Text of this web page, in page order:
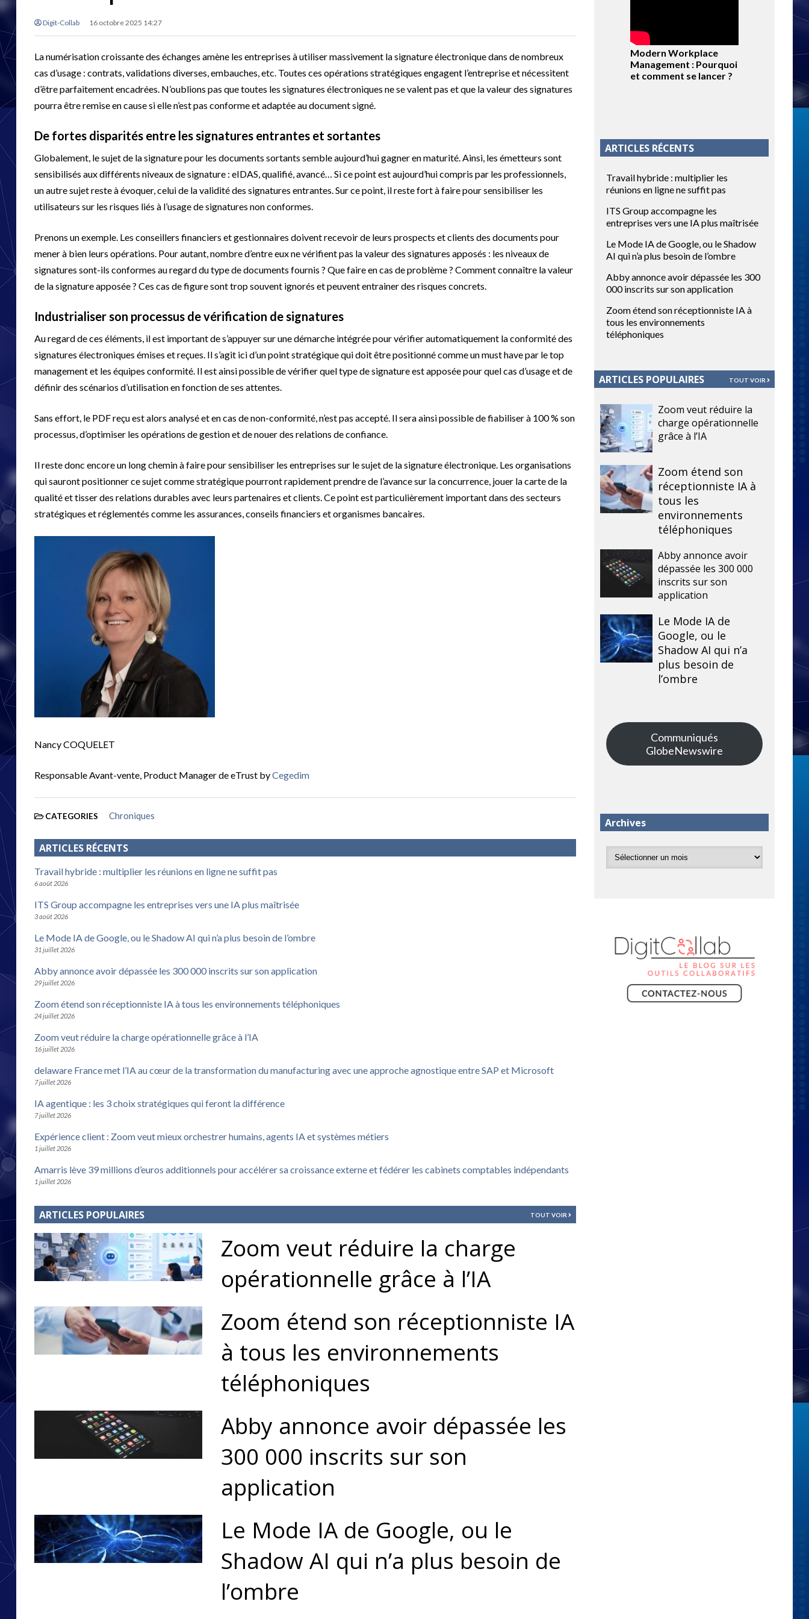
Digit-Collab 16 octobre 2025 14:27
La numérisation croissante des échanges amène les entreprises à utiliser massivement la signature électronique dans de nombreux
cas d’usage : contrats, validations diverses, embauches, etc. Toutes ces opérations stratégiques engagent l’entreprise et nécessitent
d’être parfaitement encadrées. N’oublions pas que toutes les signatures électroniques ne se valent pas et que la valeur des signatures
pourra être remise en cause si elle n’est pas conforme et adaptée au document signé.
De fortes disparités entre les signatures entrantes et sortantes
Globalement, le sujet de la signature pour les documents sortants semble aujourd’hui gagner en maturité. Ainsi, les émetteurs sont
sensibilisés aux différents niveaux de signature : eIDAS, qualifié, avancé… Si ce point est aujourd’hui compris par les professionnels,
un autre sujet reste à évoquer, celui de la validité des signatures entrantes. Sur ce point, il reste fort à faire pour sensibiliser les
utilisateurs sur les risques liés à l’usage de signatures non conformes.
Prenons un exemple. Les conseillers financiers et gestionnaires doivent recevoir de leurs prospects et clients des documents pour
mener à bien leurs opérations. Pour autant, nombre d’entre eux ne vérifient pas la valeur des signatures apposés : les niveaux de
signatures sont-ils conformes au regard du type de documents fournis ? Que faire en cas de problème ? Comment connaître la valeur
de la signature apposée ? Ces cas de figure sont trop souvent ignorés et peuvent entrainer des risques concrets.
Industrialiser son processus de vérification de signatures
Au regard de ces éléments, il est important de s’appuyer sur une démarche intégrée pour vérifier automatiquement la conformité des
signatures électroniques émises et reçues. Il s’agit ici d’un point stratégique qui doit être positionné comme un must have par le top
management et les équipes conformité. Il est ainsi possible de vérifier quel type de signature est apposée pour quel cas d’usage et de
définir des scénarios d’utilisation en fonction de ses attentes.
Sans effort, le PDF reçu est alors analysé et en cas de non-conformité, n’est pas accepté. Il sera ainsi possible de fiabiliser à 100 % son
processus, d’optimiser les opérations de gestion et de nouer des relations de confiance.
Il reste donc encore un long chemin à faire pour sensibiliser les entreprises sur le sujet de la signature électronique. Les organisations
qui sauront positionner ce sujet comme stratégique pourront rapidement prendre de l’avance sur la concurrence, jouer la carte de la
qualité et tisser des relations durables avec leurs partenaires et clients. Ce point est particulièrement important dans des secteurs
stratégiques et réglementés comme les assurances, conseils financiers et organismes bancaires.
Nancy COQUELET
Responsable Avant-vente, Product Manager de eTrust byCegedim
CATEGORIES Chroniques
ARTICLES RÉCENTS
Travail hybride : multiplier les réunions en ligne ne suffit pas
6 août 2026
ITS Group accompagne les entreprises vers une IA plus maîtrisée
3 août 2026
Le Mode IA de Google, ou le Shadow AI qui n’a plus besoin de l’ombre
31 juillet 2026
Abby annonce avoir dépassée les 300 000 inscrits sur son application
29 juillet 2026
Zoom étend son réceptionniste IA à tous les environnements téléphoniques
24 juillet 2026
Zoom veut réduire la charge opérationnelle grâce à l’IA
16 juillet 2026
delaware France met l’IA au cœur de la transformation du manufacturing avec une approche agnostique entre SAP et Microsoft
7 juillet 2026
IA agentique : les 3 choix stratégiques qui feront la différence
7 juillet 2026
Expérience client : Zoom veut mieux orchestrer humains, agents IA et systèmes métiers
1 juillet 2026
Amarris lève 39 millions d’euros additionnels pour accélérer sa croissance externe et fédérer les cabinets comptables indépendants
1 juillet 2026
ARTICLES POPULAIRES TOUT VOIR
Zoom veut réduire la charge
opérationnelle grâce à l’IA
Zoom étend son réceptionniste IA
à tous les environnements
téléphoniques
Abby annonce avoir dépassée les
300 000 inscrits sur son
application
Le Mode IA de Google, ou le
Shadow AI qui n’a plus besoin de
l’ombre
Modern Workplace
Management : Pourquoi
et comment se lancer ?
ARTICLES RÉCENTS
Travail hybride : multiplier les
réunions en ligne ne suffit pas
ITS Group accompagne les
entreprises vers une IA plus maîtrisée
Le Mode IA de Google, ou le Shadow
AI qui n’a plus besoin de l’ombre
Abby annonce avoir dépassée les 300
000 inscrits sur son application
Zoom étend son réceptionniste IA à
tous les environnements
téléphoniques
ARTICLES POPULAIRES TOUT VOIR
Zoom veut réduire la
charge opérationnelle
grâce à l’IA
Zoom étend son
réceptionniste IA à
tous les
environnements
téléphoniques
Abby annonce avoir
dépassée les 300 000
inscrits sur son
application
Le Mode IA de
Google, ou le
Shadow AI qui n’a
plus besoin de
l’ombre
Communiqués
GlobeNewswire
Archives